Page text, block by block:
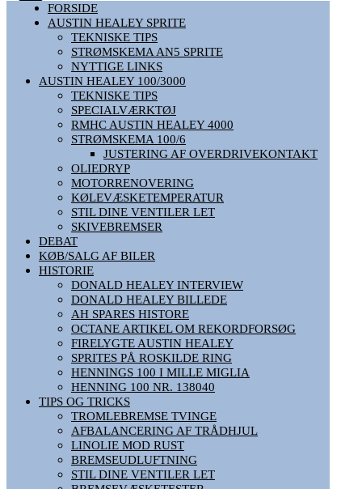
FORSIDE
AUSTIN HEALEY SPRITE
TEKNISKE TIPS
STRØMSKEMA AN5 SPRITE
NYTTIGE LINKS
AUSTIN HEALEY 100/3000
TEKNISKE TIPS
SPECIALVÆRKTØJ
RMHC AUSTIN HEALEY 4000
STRØMSKEMA 100/6
JUSTERING AF OVERDRIVEKONTAKT
OLIEDRYP
MOTORRENOVERING
KØLEVÆSKETEMPERATUR
STIL DINE VENTILER LET
SKIVEBREMSER
DEBAT
KØB/SALG AF BILER
HISTORIE
DONALD HEALEY INTERVIEW
DONALD HEALEY BILLEDE
AH SPARES HISTORE
OCTANE ARTIKEL OM REKORDFORSØG
FIRELYGTE AUSTIN HEALEY
SPRITES PÅ ROSKILDE RING
HENNINGS 100 I MILLE MIGLIA
HENNING 100 NR. 138040
TIPS OG TRICKS
TROMLEBREMSE TVINGE
AFBALANCERING AF TRÅDHJUL
LINOLIE MOD RUST
BREMSEUDLUFTNING
STIL DINE VENTILER LET